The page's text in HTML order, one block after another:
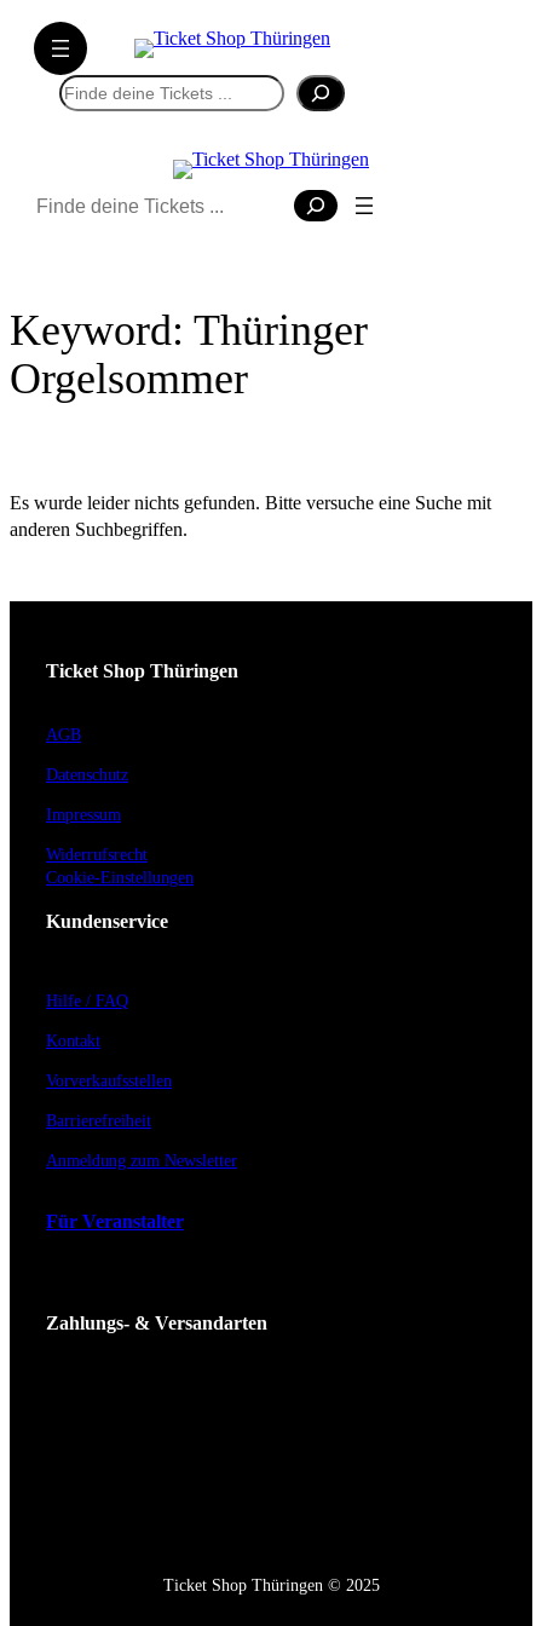
Direkt
zum
Inhalt
wechseln
Suchen
Suchen
Keyword: Thüringer
Orgelsommer
Es wurde leider nichts gefunden. Bitte versuche eine Suche mit
anderen Suchbegriffen.
Ticket Shop Thüringen
AGB
Datenschutz
Impressum
Widerrufsrecht
Cookie-Einstellungen
Kundenservice
Hilfe / FAQ
Kontakt
Vorverkaufsstellen
Barrierefreiheit
Anmeldung zum Newsletter
Für Veranstalter
Zahlungs- & Versandarten
Ticket Shop Thüringen © 2025